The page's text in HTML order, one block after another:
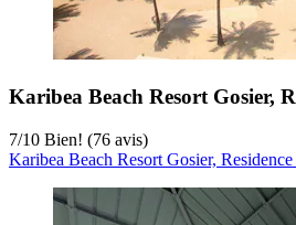
Karibea Beach Resort Gosier,
7/10 Bien! (76 avis)
Karibea Beach Resort Gosier, Residence